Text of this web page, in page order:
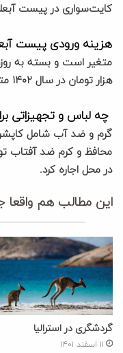
کایت‌سواری در پیست
هزینه ورودی پیست
هزار تومان در سال ۱۴۰۲ متغیر بوده است.
چه لباس و تجهیزاتی
گرم و ضد آب شامل
محافظ و کرم ضد آفتاب
در محل اجاره کرد.
این مطالب هم واقعا
گردشگری در استرالیا
۱۱ اسفند ۱۴۰۱